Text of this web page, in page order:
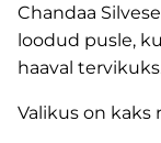
Chandaa
loodud pusle,
haaval
Valikus on kaks